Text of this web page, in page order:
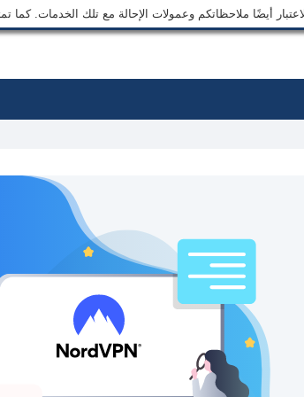
أيضًا ملاحظاتكم وعمولات الإحالة مع تلك الخدمات. كما